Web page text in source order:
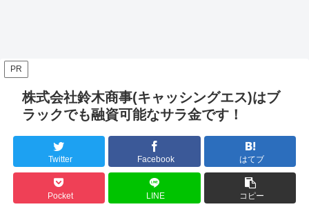
PR
株式会社鈴木商事(キャッシングエス)はブ
ラックでも融資可能なサラ金です！
Twitter Facebook はてブ
Pocket LINE コピー